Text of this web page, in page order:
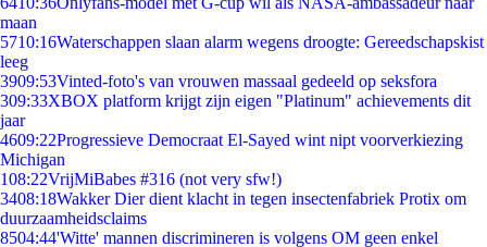
maan
5710:16Waterschappen slaan alarm wegens droogte: Gereedschapskist
leeg
3909:53Vinted-foto's van vrouwen massaal gedeeld op seksfora
309:33XBOX platform krijgt zijn eigen "Platinum" achievements dit
jaar
4609:22Progressieve Democraat El-Sayed wint nipt voorverkiezing
Michigan
108:22VrijMiBabes #316 (not very sfw!)
3408:18Wakker Dier dient klacht in tegen insectenfabriek Protix om
duurzaamheidsclaims
8504:44'Witte' mannen discrimineren is volgens OM geen enkel